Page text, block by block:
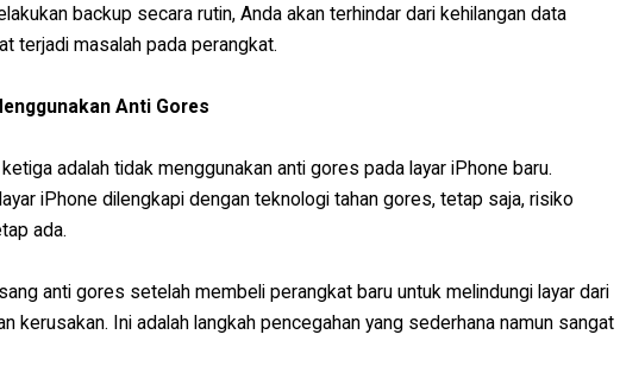
backup secara rutin, Anda akan terhindar dari kehilangan data
terjadi masalah pada perangkat.
Anti Gores
adalah tidak menggunakan anti gores pada layar iPhone baru.
iPhone dilengkapi dengan teknologi tahan gores, tetap saja, risiko
ada.
anti gores setelah membeli perangkat baru untuk melindungi layar dari
kerusakan. Ini adalah langkah pencegahan yang sederhana namun sangat